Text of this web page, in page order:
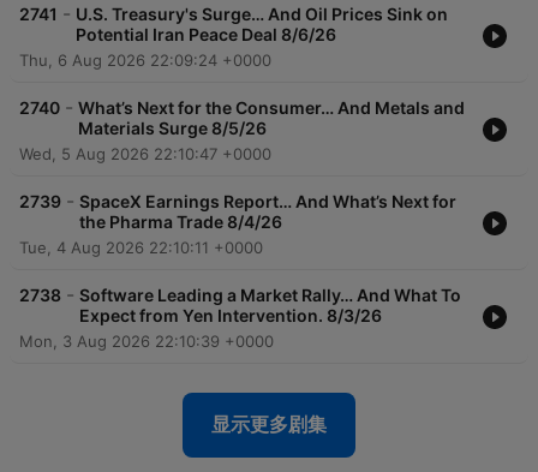
2741 - U.S. Treasury's Surge… And Oil Prices Sink on
Potential Iran Peace Deal 8/6/26
Thu, 6 Aug 2026 22:09:24 +0000
2740 - What’s Next for the Consumer… And Metals and
Materials Surge 8/5/26
Wed, 5 Aug 2026 22:10:47 +0000
2739 - SpaceX Earnings Report… And What’s Next for
the Pharma Trade 8/4/26
Tue, 4 Aug 2026 22:10:11 +0000
2738 - Software Leading a Market Rally… And What To
Expect from Yen Intervention. 8/3/26
Mon, 3 Aug 2026 22:10:39 +0000
显示更多剧集